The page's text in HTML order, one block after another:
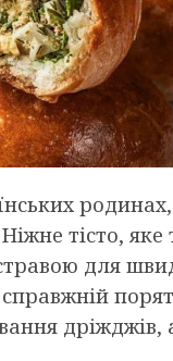
родинах,
тісто, яке
для
справжній
дріжджів,